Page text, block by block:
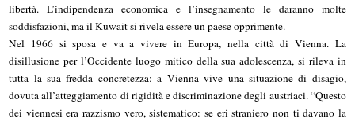
libertà. L’indipendenza economica e l’insegnamento le daranno molte
soddisfazioni, ma il Kuwait si rivela essere un paese opprimente.
Nel 1966 si sposa e va a vivere in Europa, nella città di Vienna. La
disillusione per l’Occidente luogo mitico della sua adolescenza, si rileva in
tutta la sua fredda concretezza: a Vienna vive una situazione di disagio,
dovuta all’atteggiamento di rigidità e discriminazione degli austriaci. “Questo
dei viennesi era razzismo vero, sistematico: se eri straniero non ti davano la